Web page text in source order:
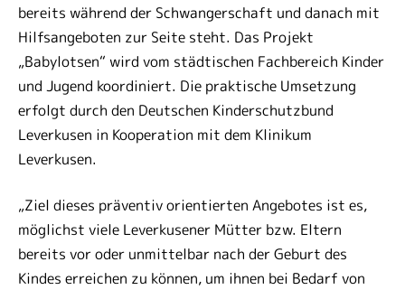
bereits während der Schwangerschaft und danach mit
Hilfsangeboten zur Seite steht. Das Projekt
„Babylotsen“ wird vom städtischen Fachbereich Kinder
und Jugend koordiniert. Die praktische Umsetzung
erfolgt durch den Deutschen Kinderschutzbund
Leverkusen in Kooperation mit dem Klinikum
Leverkusen.
„Ziel dieses präventiv orientierten Angebotes ist es,
möglichst viele Leverkusener Mütter bzw. Eltern
bereits vor oder unmittelbar nach der Geburt des
Kindes erreichen zu können, um ihnen bei Bedarf von